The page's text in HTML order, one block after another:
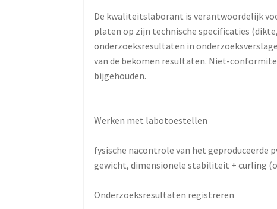
De kwaliteitslaborant is verantwoordelijk
platen op zijn technische specificaties
onderzoeksresultaten in
van de bekomen resultaten. Niet-
bijgehouden.
Werken met labotoestellen
fysische nacontrole van het
gewicht, dimensionele stabiliteit + curling
Onderzoeksresultaten registreren